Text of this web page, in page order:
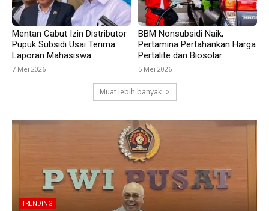
Mentan Cabut Izin Distributor
Pupuk Subsidi Usai Terima
Laporan Mahasiswa
7 Mei 2026
BBM Nonsubsidi Naik,
Pertamina Pertahankan Harga
Pertalite dan Biosolar
5 Mei 2026
Muat lebih banyak
TRENDING